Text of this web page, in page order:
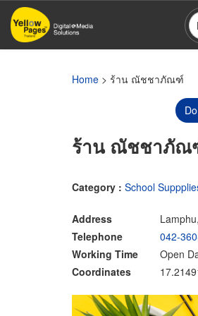
Skip
main
Home > ร้าน ณัชชาภัณฑ์
ร้าน ณัชชาภั
Category : School
Address
Telephone
042-
Working Time
Open
Coordinates